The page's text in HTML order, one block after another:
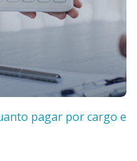
pagar por cargo e